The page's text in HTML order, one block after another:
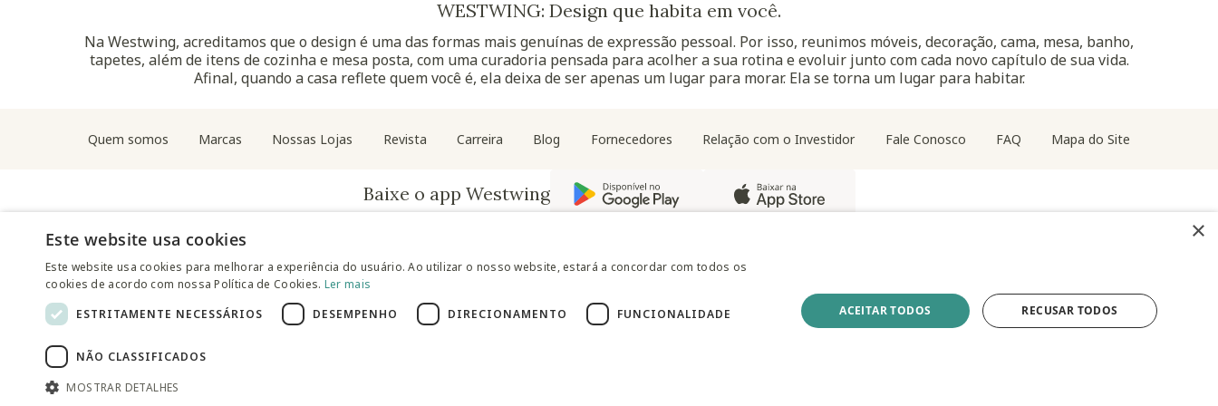
WESTWING: Design que habita em você.
Na Westwing, acreditamos que o design é uma das formas mais genuínas de expressão pessoal. Por isso, reunimos móveis, decoração, cama, mesa, banho,
tapetes, além de itens de cozinha e mesa posta, com uma curadoria pensada para acolher a sua rotina e evoluir junto com cada novo capítulo de sua vida.
Afinal, quando a casa reflete quem você é, ela deixa de ser apenas um lugar para morar. Ela se torna um lugar para habitar.
Quem somos Marcas Nossas Lojas Revista Carreira Blog Fornecedores Relação com o Investidor Fale Conosco FAQ Mapa do Site
Baixe o app Westwing
×
Este website usa cookies
Este website usa cookies para melhorar a experiência do usuário. Ao utilizar o nosso website, estará a concordar com todos os
cookies de acordo com nossa Política de Cookies. Ler mais
ESTRITAMENTE NECESSÁRIOS
DESEMPENHO DIRECIONAMENTO FUNCIONALIDADE
NÃO CLASSIFICADOS
MOSTRAR DETALHES
ACEITAR TODOS RECUSAR TODOS